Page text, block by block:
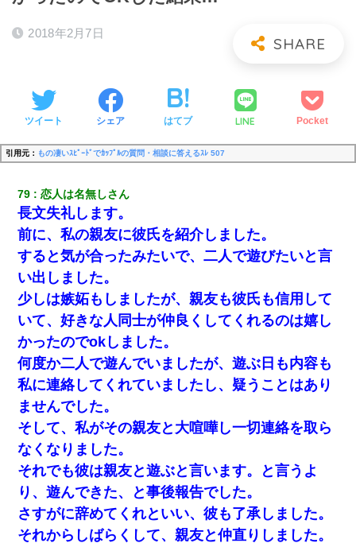
2018年2月7日
ツイート シェア はてブ LINE Pocket
引用元： もの凄いｽﾋﾟｰﾄﾞでｶｯﾌﾟﾙの質問・相談に答えるｽﾚ 507
79 恋人は名無しさん
長文失礼します。
前に、私の親友に彼氏を紹介しました。
すると気が合ったみたいで、二人で遊びたいと言
い出しました。
少しは嫉妬もしましたが、親友も彼氏も信用して
いて、好きな人同士が仲良くしてくれるのは嬉し
かったのでokしました。
何度か二人で遊んでいましたが、遊ぶ日も内容も
私に連絡してくれていましたし、疑うことはあり
ませんでした。
そして、私がその親友と大喧嘩し一切連絡を取ら
なくなりました。
それでも彼は親友と遊ぶと言います。と言うよ
り、遊んできた、と事後報告でした。
さすがに辞めてくれといい、彼も了承しました。
それからしばらくして、親友と仲直りしました。